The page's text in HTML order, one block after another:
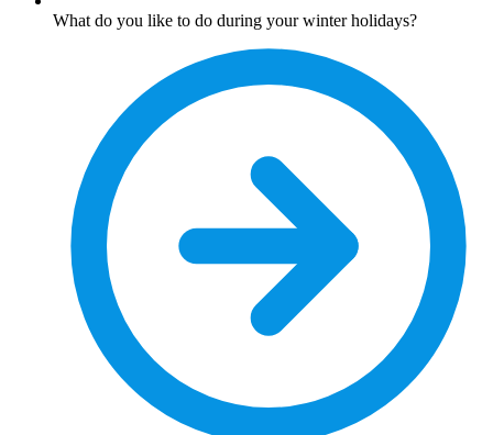
What do you like to do during your winter holidays?